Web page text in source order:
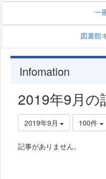
一
図書館
Infomation
2019年9月の
2019年9月 100件
記事がありません。